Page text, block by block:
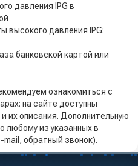
давления IPG в
высокого давления IPG:
банковской картой или
ознакомиться с
на сайте доступны
их описания. Дополнительную
любому из указанных в
обратный звонок).